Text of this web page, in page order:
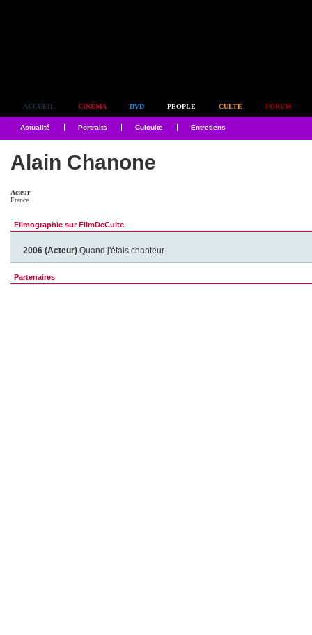
ACCUEIL CINÉMA DVD PEOPLE CULTE FORUM
Actualité Portraits Culculte Entretiens
Alain Chanone
Acteur
France
Filmographie sur FilmDeCulte
2006 (Acteur) Quand j'étais chanteur
Partenaires